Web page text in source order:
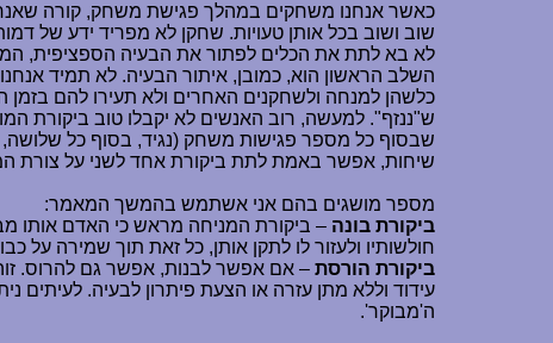
כאשר אנחנו משחקים במהלך פגישת משחק, קורה
שוב ושוב בכל אותן טעויות. שחקן לא מפריד ידע של
לא בא לתת את הכלים לפתור את הבעיה הספציפית,
השלב הראשון הוא, כמובן, איתור הבעיה. לא תמיד
כלשהן למנחה ולשחקנים האחרים ולא תעירו להם
ש"ננזף". למעשה, רוב האנשים לא יקבלו טוב ביקורת
שבסוף כל מספר פגישות משחק (נגיד, בסוף כל שלושה,
שיחות, אפשר באמת לתת ביקורת אחד לשני על צורת
מספר מושגים בהם אני אשתמש בהמשך המאמר:
ביקורת בונה – ביקורת המניחה מראש כי האדם אותו
חולשותיו ולעזור לו לתקן אותן, כל זאת תוך שמירה על
ביקורת הורסת – אם אפשר לבנות, אפשר גם להרוס.
עידוד וללא מתן עזרה או הצעת פיתרון לבעיה.
ה'מבוקר'.